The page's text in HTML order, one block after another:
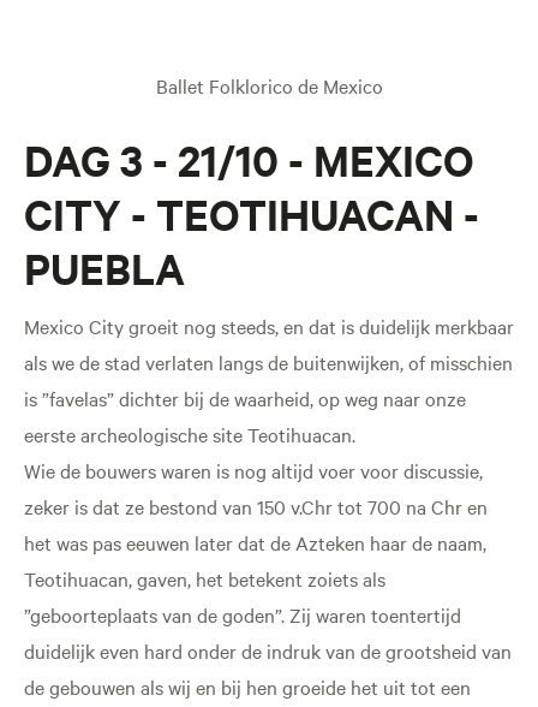
Ballet Folklorico de Mexico
DAG 3 - 21/10 - MEXICO
CITY - TEOTIHUACAN -
PUEBLA
Mexico City groeit nog steeds, en dat is duidelijk merkbaar
als we de stad verlaten langs de buitenwijken, of misschien
is ”favelas” dichter bij de waarheid, op weg naar onze
eerste archeologische site Teotihuacan.
Wie de bouwers waren is nog altijd voer voor discussie,
zeker is dat ze bestond van 150 v.Chr tot 700 na Chr en
het was pas eeuwen later dat de Azteken haar de naam,
Teotihuacan, gaven, het betekent zoiets als
”geboorteplaats van de goden”. Zij waren toentertijd
duidelijk even hard onder de indruk van de grootsheid van
de gebouwen als wij en bij hen groeide het uit tot een